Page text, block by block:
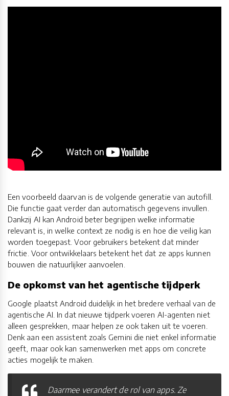
Een voorbeeld daarvan is de volgende generatie van autofill.
Die functie gaat verder dan automatisch gegevens invullen.
Dankzij AI kan Android beter begrijpen welke informatie
relevant is, in welke context ze nodig is en hoe die veilig kan
worden toegepast. Voor gebruikers betekent dat minder
frictie. Voor ontwikkelaars betekent het dat ze apps kunnen
bouwen die natuurlijker aanvoelen.
De opkomst van het agentische tijdperk
Google plaatst Android duidelijk in het bredere verhaal van de
agentische AI. In dat nieuwe tijdperk voeren AI-agenten niet
alleen gesprekken, maar helpen ze ook taken uit te voeren.
Denk aan een assistent zoals Gemini die niet enkel informatie
geeft, maar ook kan samenwerken met apps om concrete
acties mogelijk te maken.
Daarmee verandert de rol van apps. Ze